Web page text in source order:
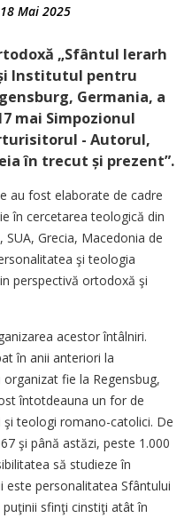
18 Mai 2025
„Sfântul Ierarh
Institutul pentru
Germania, a
mai Simpozionul
- Autorul,
în trecut și prezent”.
au fost elaborate de cadre
în cercetarea teologică din
SUA, Grecia, Macedonia de
şi teologia
perspectivă ortodoxă şi
acestor întâlniri.
în anii anteriori la
fie la Regensbug,
întotdeauna un for de
teologi romano-catolici. De
şi până astăzi, peste 1.000
să studieze în
este personalitatea Sfântului
sfinţi cinstiţi atât în